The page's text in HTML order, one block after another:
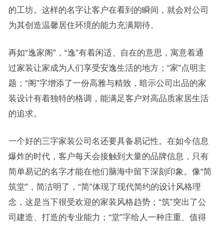
的工坊。这样的名字让客户在看到的瞬间，就会对公司
为其创造温馨居住环境的能力充满期待。
再如“逸家阁”，“逸”有着闲适、自在的意思，寓意着通
过家装让家成为人们享受安逸生活的地方；“家”点明主
题；“阁”字增添了一份高雅与精致，暗示公司出品的家
装设计有着独特的格调，能满足客户对高品质家居生活
的追求。
一个好的三字家装公司名还要具备易记性。在如今信息
爆炸的时代，客户每天会接触到大量的品牌信息，只有
简单易记的名字才能在他们脑海中留下深刻印象。像“简
筑堂”，简洁明了，“简”体现了现代简约的设计风格理
念，这是当下很受欢迎的家装风格趋势；“筑”突出了公
司建造、打造的专业能力；“堂”字给人一种庄重、值得